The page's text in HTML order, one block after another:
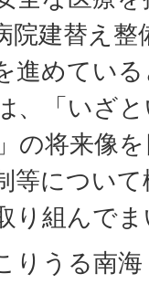
院建替え整
進めてい
、「いざ
の将来像
等につい
り組んで
りうる南